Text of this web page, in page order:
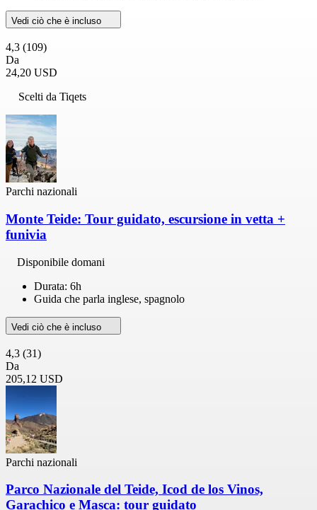
Vedi ciò che è incluso
4,3 (109)
Da
24,20 USD
Scelti da Tiqets
Parchi nazionali
Monte Teide: Tour guidato, escursione in vetta +
funivia
Disponibile domani
Durata: 6h
Guida che parla inglese, spagnolo
Vedi ciò che è incluso
4,3 (31)
Da
205,12 USD
Parchi nazionali
Parco Nazionale del Teide, Icod de los Vinos,
Garachico e Masca: tour guidato